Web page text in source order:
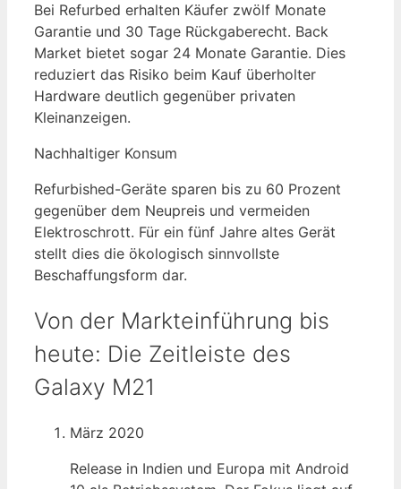
Bei Refurbed erhalten Käufer zwölf Monate
Garantie und 30 Tage Rückgaberecht. Back
Market bietet sogar 24 Monate Garantie. Dies
reduziert das Risiko beim Kauf überholter
Hardware deutlich gegenüber privaten
Kleinanzeigen.
Nachhaltiger Konsum
Refurbished-Geräte sparen bis zu 60 Prozent
gegenüber dem Neupreis und vermeiden
Elektroschrott. Für ein fünf Jahre altes Gerät
stellt dies die ökologisch sinnvollste
Beschaffungsform dar.
Von der Markteinführung bis
heute: Die Zeitleiste des
Galaxy M21
März 2020
Release in Indien und Europa mit Android